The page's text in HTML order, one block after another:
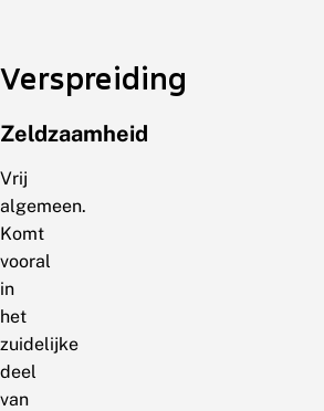
Verspreiding
Zeldzaamheid
Vrij
algemeen.
Komt
vooral
in
het
zuidelijke
deel
van